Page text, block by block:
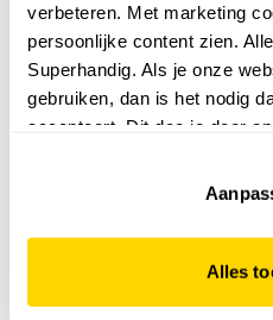
verbeteren. Met marketing
persoonlijke content zien.
Superhandig. Als je onze
gebruiken, dan is het nodig
accepteert. Dit doe je door
website niet optimaal
Alles